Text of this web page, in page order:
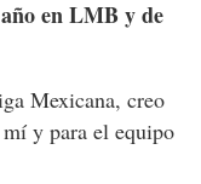
en LMB y de
Mexicana, creo
y para el equipo